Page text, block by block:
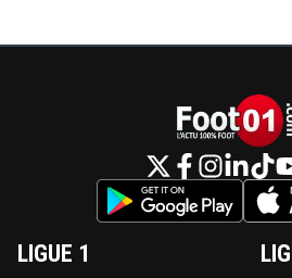
LIGUE 1